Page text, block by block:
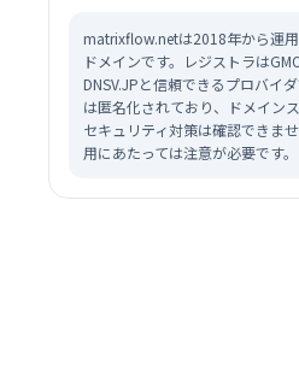
matrixflow.netは2018年から運
ドメインです。レジストラは
DNSV.JPと信頼できるプロバイ
は匿名化されており、ドメイン
セキュリティ対策は確認できま
用にあたっては注意が必要です。